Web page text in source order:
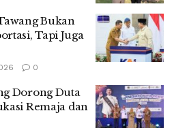
Bukan
Tapi Juga
0
Dorong Duta
Remaja dan